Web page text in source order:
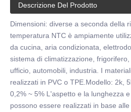
Descrizione Del Prodotto
Dimensioni: diverse a seconda della
temperatura NTC è ampiamente
da cucina, aria condizionata,
sistema di climatizzazione,
ufficio, automobili, industria. I
realizzati in PVC o TPE.Modello: 2k,
0,2% ~ 5% L'aspetto e la lunghezza
possono essere realizzati in base